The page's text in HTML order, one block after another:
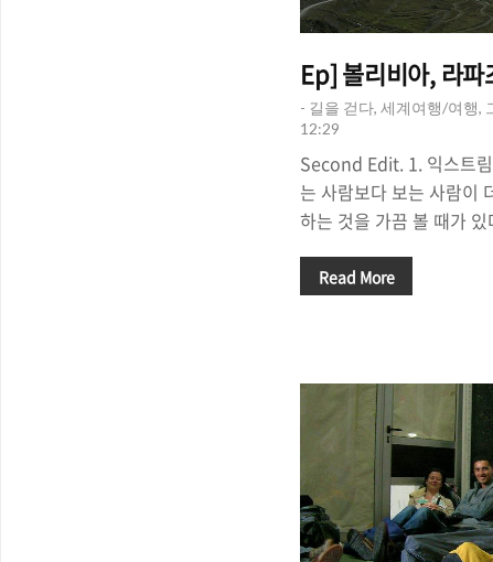
Ep] 볼리비아, 라
- 길을 걷다, 세계여행/여행,
12:29
Second Edit. 1. 익스트
는 사람보다 보는 사람이
하는 것을 가끔 볼 때가
말한다. 정말 스릴 있어요
만, 그 익스트림 스포츠는
그 매력이란게 뭘까? 누
잘 해내고 있다는 성취
끼는 짜릿한 스릴? 한가
는 정말 ..
Read More